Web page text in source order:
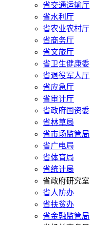
省交通运输厅
省水利厅
省农业农村厅
省商务厅
省文旅厅
省卫生健康委
省退役军人厅
省应急厅
省审计厅
省政府国资委
省林草局
省市场监管局
省广电局
省体育局
省统计局
省政府研究室
省人防办
省扶贫办
省金融监管局